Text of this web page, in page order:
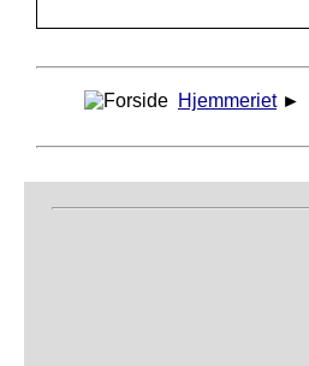
Hjemmeriet ►